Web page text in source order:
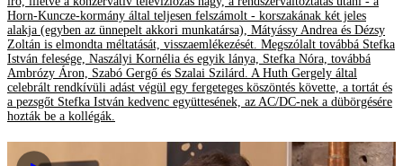
Horn-Kuncze-kormány által teljesen felszámolt - korszakának két jeles
alakja (egyben az ünnepelt akkori munkatársa), Mátyássy Andrea és Dézsy
Zoltán is elmondta méltatását, visszaemlékezését. Megszólalt továbbá Stefka
István felesége, Naszályi Kornélia és egyik lánya, Stefka Nóra, továbbá
Ambrózy Áron, Szabó Gergő és Szalai Szilárd. A Huth Gergely által
celebrált rendkívüli adást végül egy fergeteges köszöntés követte, a tortát és
a pezsgőt Stefka István kedvenc együttesének, az AC/DC-nek a dübörgésére
hozták be a kollégák.